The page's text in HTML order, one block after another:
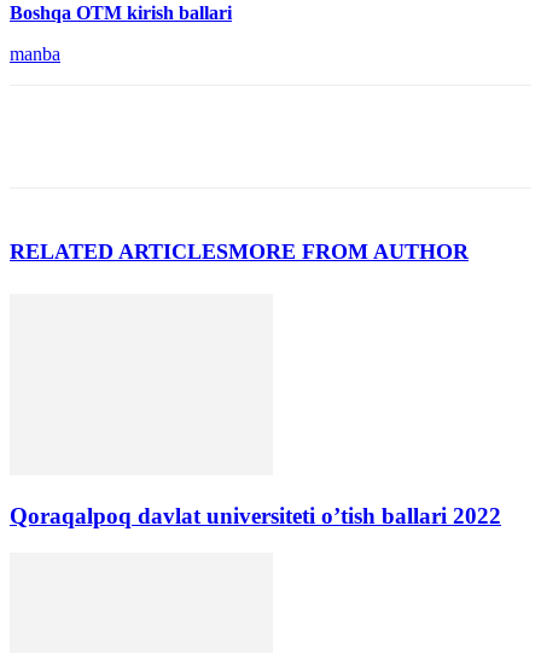
Boshqa OTM kirish ballari
manba
RELATED ARTICLESMORE FROM AUTHOR
Qoraqalpoq davlat universiteti o’tish ballari 2022